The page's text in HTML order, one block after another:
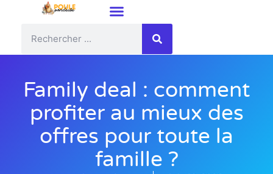
Family deal : comment
profiter au mieux des
offres pour toute la
famille ?